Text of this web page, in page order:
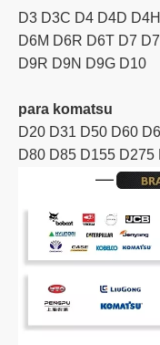
D3 D3C D4 D4D
D6M D6R D6T D7
D9R D9N D9G D10
para komatsu
D20 D31 D50 D60
D80 D85 D155 D275